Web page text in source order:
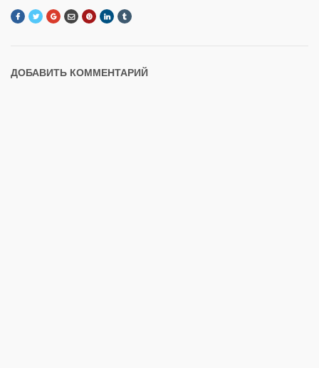
ДОБАВИТЬ КОММЕНТАРИЙ